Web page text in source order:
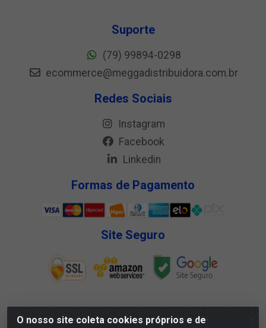
O nosso site coleta cookies próprios e de
Suporte
(79) 99894-0298
ecommerce@meggadistribuidora.com.br
Redes Sociais
Instagram
Facebook
Linkedin
Formas de Pagamento
Site Seguro